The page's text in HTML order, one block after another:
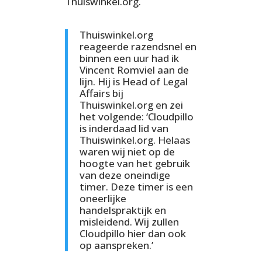
Thuiswinkel.org
reageerde razendsnel en
binnen een uur had ik
Vincent Romviel aan de
lijn. Hij is Head of Legal
Affairs bij
Thuiswinkel.org en zei
het volgende: ‘Cloudpillo
is inderdaad lid van
Thuiswinkel.org. Helaas
waren wij niet op de
hoogte van het gebruik
van deze oneindige
timer. Deze timer is een
oneerlijke
handelspraktijk en
misleidend. Wij zullen
Cloudpillo hier dan ook
op aanspreken.’